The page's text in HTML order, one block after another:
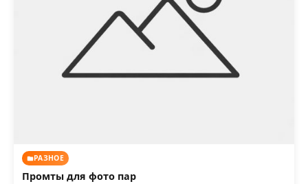
РАЗНОЕ
Промты для фото пар